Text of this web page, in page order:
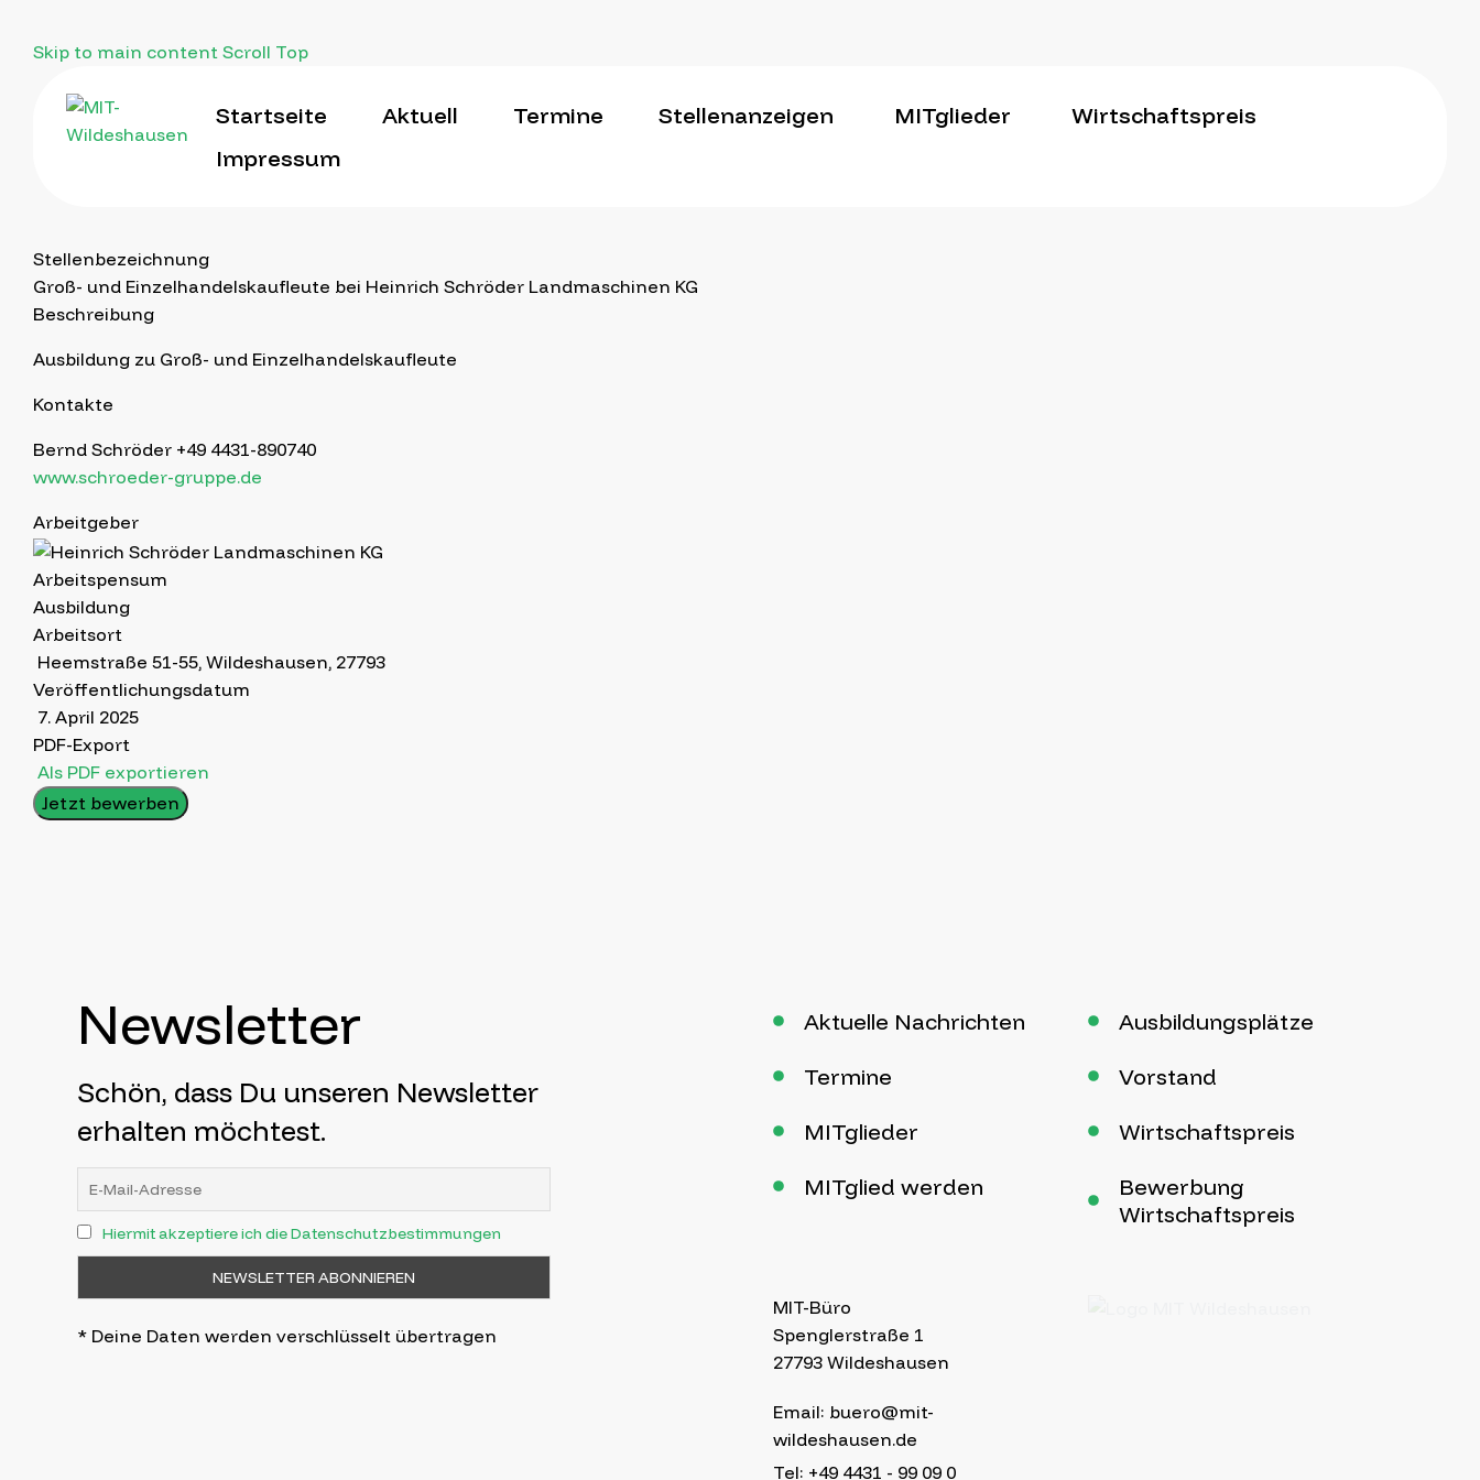
Skip to main content Scroll Top
Startseite Aktuell Termine Stellenanzeigen MITglieder
Wirtschaftspreis
Impressum
Stellenbezeichnung
Groß- und Einzelhandelskaufleute bei Heinrich Schröder Landmaschinen KG
Beschreibung
Ausbildung zu Groß- und Einzelhandelskaufleute
Kontakte
Bernd Schröder +49 4431-890740
www.schroeder-gruppe.de
Arbeitgeber
Arbeitspensum
Ausbildung
Arbeitsort
Heemstraße 51-55, Wildeshausen, 27793
Veröffentlichungsdatum
7. April 2025
PDF-Export
Als PDF exportieren
Jetzt bewerben
Newsletter
Schön, dass Du unseren Newsletter
erhalten möchtest.
Hiermit akzeptiere ich die Datenschutzbestimmungen
* Deine Daten werden verschlüsselt übertragen
Aktuelle Nachrichten
Termine
MITglieder
MITglied werden
Ausbildungsplätze
Vorstand
Wirtschaftspreis
Bewerbung
Wirtschaftspreis
MIT-Büro
Spenglerstraße 1
27793 Wildeshausen
Email: buero@mit-
wildeshausen.de
Tel: +49 4431 - 99 09 0